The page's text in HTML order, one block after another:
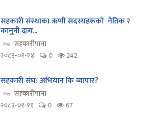
सहकारी संस्थाका ऋणी सदस्यहरूको नैतिक र
कानुनी दाय...
सहकारीपाना
२०८३-०१-२४
0 242
सहकारी संघ: अभियान कि व्यापार?
सहकारीपाना
२०८३-०१-११
0 67